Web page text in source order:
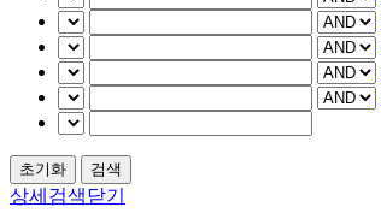
상세검색닫기